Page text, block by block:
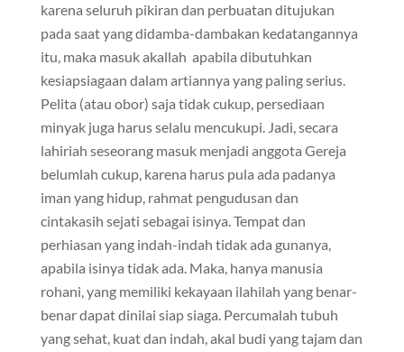
karena seluruh pikiran dan perbuatan ditujukan
pada saat yang didamba-dambakan kedatangannya
itu, maka masuk akallah apabila dibutuhkan
kesiapsiagaan dalam artiannya yang paling serius.
Pelita (atau obor) saja tidak cukup, persediaan
minyak juga harus selalu mencukupi. Jadi, secara
lahiriah seseorang masuk menjadi anggota Gereja
belumlah cukup, karena harus pula ada padanya
iman yang hidup, rahmat pengudusan dan
cintakasih sejati sebagai isinya. Tempat dan
perhiasan yang indah-indah tidak ada gunanya,
apabila isinya tidak ada. Maka, hanya manusia
rohani, yang memiliki kekayaan ilahilah yang benar-
benar dapat dinilai siap siaga. Percumalah tubuh
yang sehat, kuat dan indah, akal budi yang tajam dan